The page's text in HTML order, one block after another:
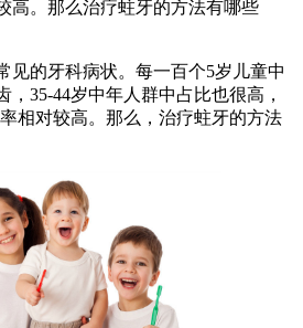
高。那么治疗蛀牙的方法有哪些
的牙科病状。每一百个5岁儿童中
，35-44岁中年人群中占比也很高，
相对较高。那么，治疗蛀牙的方法